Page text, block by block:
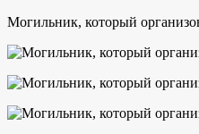
Могильник, который